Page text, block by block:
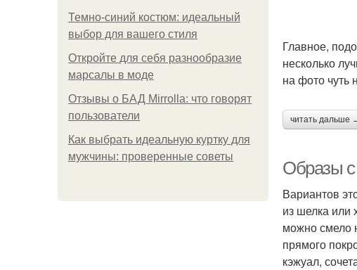
Темно-синий костюм: идеальный
выбор для вашего стиля
Откройте для себя разнообразие
марсалы в моде
Отзывы о БАД Mirrolla: что говорят
пользователи
Как выбрать идеальную куртку для
мужчины: проверенные советы
Главное,
несколько
на фото чуть
читать дальше
Образы с
Вариантов
из шелка или
можно смело
прямого
кэжуал,